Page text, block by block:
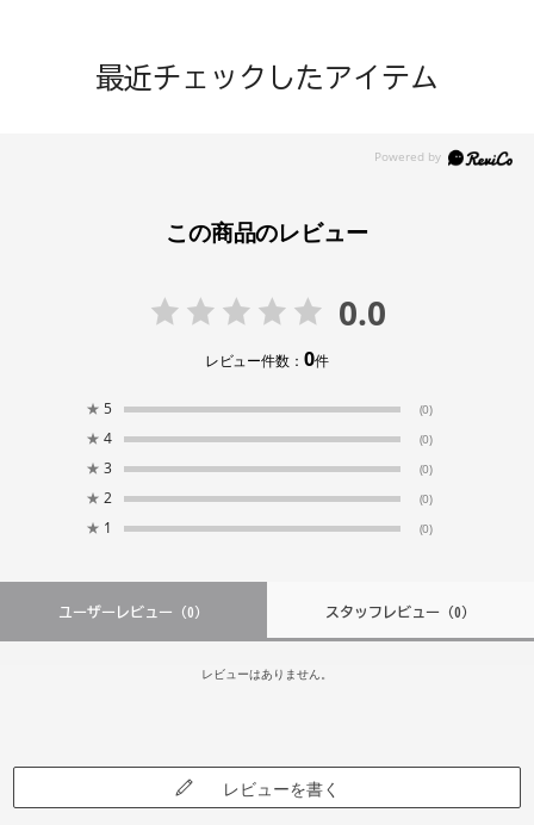
最近チェックしたアイテム
この商品のレビュー
0.0
レビュー件数：0件
★ 5 (0)
★ 4 (0)
★ 3 (0)
★ 2 (0)
★ 1 (0)
ユーザーレビュー （0） スタッフレビュー（0）
レビューはありません。
レビューを書く